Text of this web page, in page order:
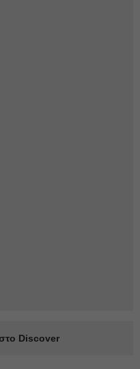
Discover